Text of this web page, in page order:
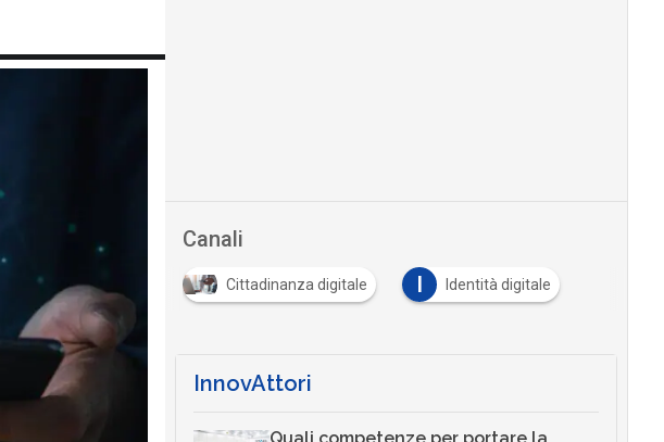
Canali
Cittadinanza digitale I Identità digitale
InnovAttori